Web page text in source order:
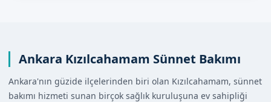
Ankara Kızılcahamam Sünnet Bakımı
Ankara'nın güzide ilçelerinden biri olan Kızılcahamam, sünnet
bakımı hizmeti sunan birçok sağlık kuruluşuna ev sahipliği